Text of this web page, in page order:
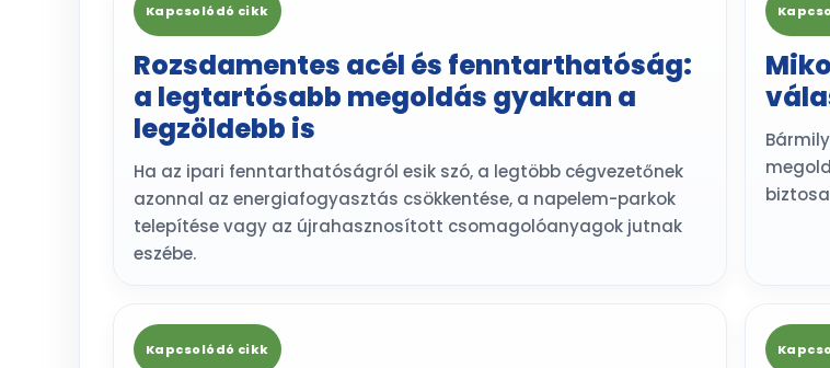
Kapcsolódó cikk
Rozsdamentes acél és fenntarthatóság:
a legtartósabb megoldás gyakran a
legzöldebb is
Ha az ipari fenntarthatóságról esik szó, a legtöbb cégvezetőnek
azonnal az energiafogyasztás csökkentése, a napelem-parkok
telepítése vagy az újrahasznosított csomagolóanyagok jutnak
eszébe.
Kapcsolódó cikk